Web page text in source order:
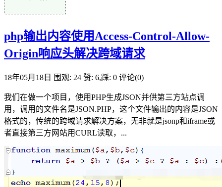
php输出内容使用Access-Control-Allow-
Origin响应头解决跨域请求
18年05月18日 围观: 24 赞: 6,踩: 0 评论(0)
我们在做一个项目，使用PHP生成JSON并供第三方站点调
用，调用的文件名是JSON.PHP，这个文件输出的内容是JSON
格式的，传统的跨域请求解决方案，无非就是jsonp和iframe或
者直接第三方网站用CURL读取，...